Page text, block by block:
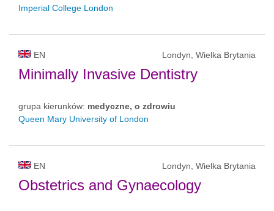
Imperial College London
EN Londyn, Wielka Brytania
Minimally Invasive Dentistry
grupa kierunków: medyczne, o zdrowiu
Queen Mary University of London
EN Londyn, Wielka Brytania
Obstetrics and Gynaecology